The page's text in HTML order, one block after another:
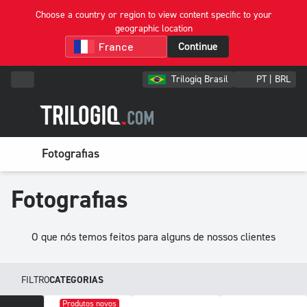
Choose a country or region to view content specific to your
geographic location
Continue
Trilogiq Brasil PT | BRL
Fotografias
Fotografias
O que nós temos feitos para alguns de nossos clientes
FILTROCATEGORIAS
Produtos novos